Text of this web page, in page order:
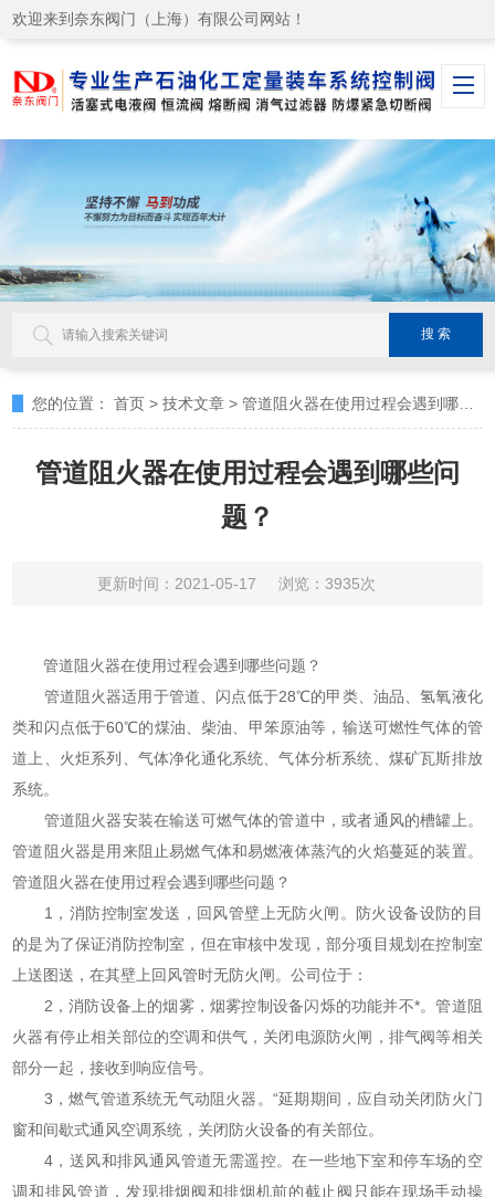
欢迎来到奈东阀门（上海）有限公司网站！
您的位置： 首页 >技术文章 >管道阻火器在使用过程会遇到哪些问题？
管道阻火器在使用过程会遇到哪些问
题？
更新时间：2021-05-17 浏览：3935次
管道阻火器在使用过程会遇到哪些问题？
管道阻火器适用于管道、闪点低于28℃的甲类、油品、氢氧液化
类和闪点低于60℃的煤油、柴油、甲笨原油等，输送可燃性气体的管
道上、火炬系列、气体净化通化系统、气体分析系统、煤矿瓦斯排放
系统。
管道阻火器安装在输送可燃气体的管道中，或者通风的槽罐上。
管道阻火器是用来阻止易燃气体和易燃液体蒸汽的火焰蔓延的装置。
管道阻火器在使用过程会遇到哪些问题？
1，消防控制室发送，回风管壁上无防火闸。防火设备设防的目
的是为了保证消防控制室，但在审核中发现，部分项目规划在控制室
上送图送，在其壁上回风管时无防火闸。公司位于：
2，消防设备上的烟雾，烟雾控制设备闪烁的功能并不*。管道阻
火器有停止相关部位的空调和供气，关闭电源防火闸，排气阀等相关
部分一起，接收到响应信号。
3，燃气管道系统无气动阻火器。“延期期间，应自动关闭防火门
窗和间歇式通风空调系统，关闭防火设备的有关部位。
4，送风和排风通风管道无需遥控。在一些地下室和停车场的空
调和排风管道，发现排烟阀和排烟机前的截止阀只能在现场手动操